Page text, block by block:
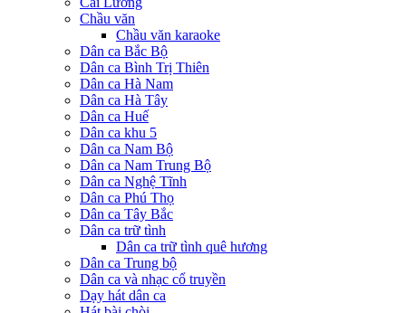
Chầu văn
Chầu văn karaoke
Dân ca Bắc Bộ
Dân ca Bình Trị Thiên
Dân ca Hà Nam
Dân ca Hà Tây
Dân ca Huế
Dân ca khu 5
Dân ca Nam Bộ
Dân ca Nam Trung Bộ
Dân ca Nghệ Tĩnh
Dân ca Phú Thọ
Dân ca Tây Bắc
Dân ca trữ tình
Dân ca trữ tình quê hương
Dân ca Trung bộ
Dân ca và nhạc cổ truyền
Dạy hát dân ca